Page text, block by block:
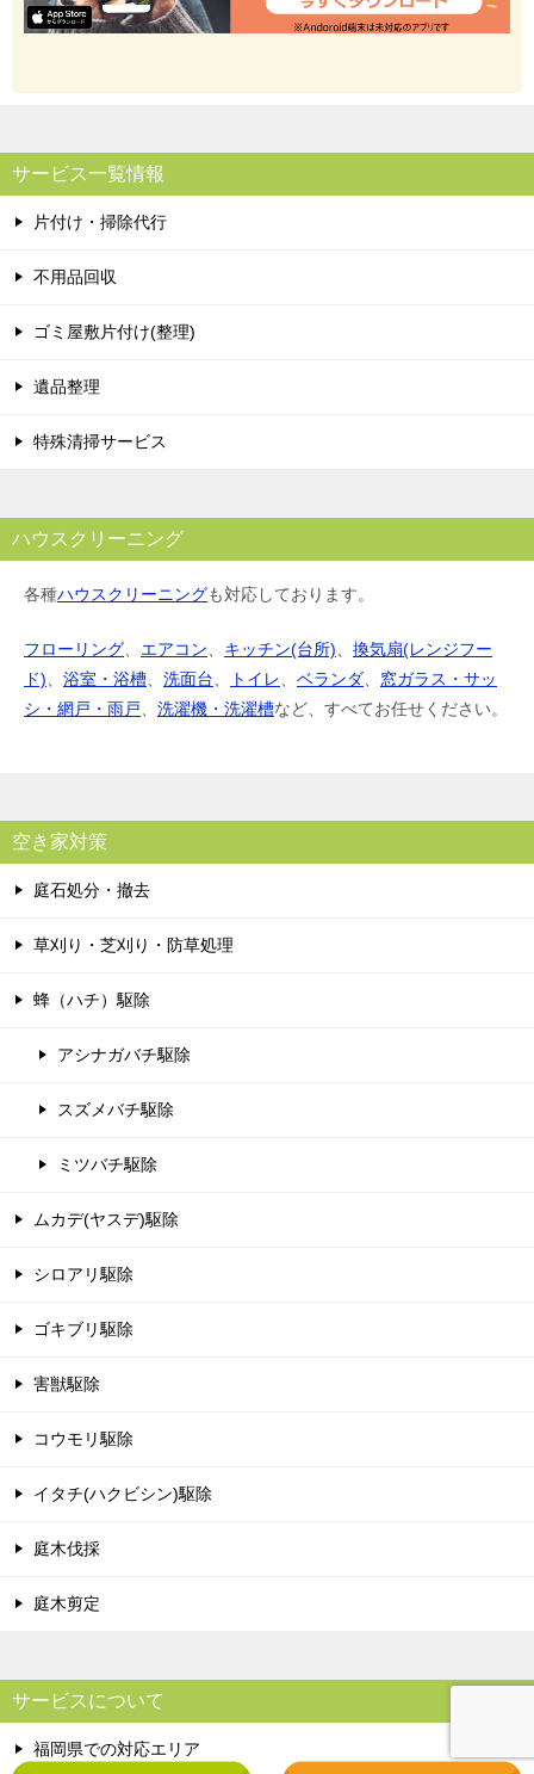
サービス一覧情報
片付け・掃除代行
不用品回収
ゴミ屋敷片付け(整理)
遺品整理
特殊清掃サービス
ハウスクリーニング
各種ハウスクリーニングも対応しております。
フローリング、 エアコン、 キッチン(台所)、 換気扇(レンジフー
ド)、 浴室・浴槽、 洗面台、 トイレ、 ベランダ、 窓ガラス・サッ
シ・網戸・雨戸、 洗濯機・洗濯槽など、すべてお任せください。
空き家対策
庭石処分・撤去
草刈り・芝刈り・防草処理
蜂（ハチ）駆除
アシナガバチ駆除
スズメバチ駆除
ミツバチ駆除
ムカデ(ヤスデ)駆除
シロアリ駆除
ゴキブリ駆除
害獣駆除
コウモリ駆除
イタチ(ハクビシン)駆除
庭木伐採
庭木剪定
サービスについて
福岡県での対応エリア